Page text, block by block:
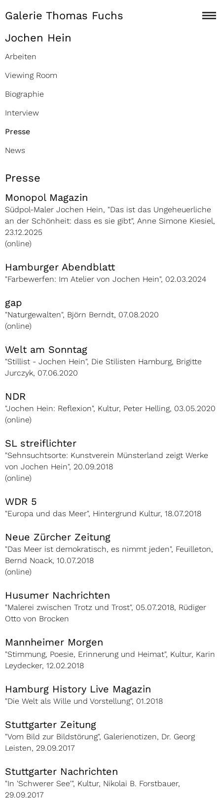
Galerie Thomas Fuchs
Jochen Hein
Arbeiten
Viewing Room
Biographie
Interview
Presse
News
Presse
Monopol Magazin
Südpol-Maler Jochen Hein, "Das ist das Ungeheuerliche
an der Schönheit: dass es sie gibt", Anne Simone Kiesiel,
23.12.2025
(online)
Hamburger Abendblatt
"Farbewerfen: Im Atelier von Jochen Hein", 02.03.2024
gap
"Naturgewalten", Björn Berndt, 07.08.2020
(online)
Welt am Sonntag
"Stillist - Jochen Hein", Die Stilisten Hamburg, Brigitte
Jurczyk, 07.06.2020
NDR
"Jochen Hein: Reflexion", Kultur, Peter Helling, 03.05.2020
(online)
SL streiflichter
"Sehnsuchtsorte: Kunstverein Münsterland zeigt Werke
von Jochen Hein", 20.09.2018
(online)
WDR 5
"Europa und das Meer", Hintergrund Kultur, 18.07.2018
Neue Zürcher Zeitung
"Das Meer ist demokratisch, es nimmt jeden", Feuilleton,
Bernd Noack, 10.07.2018
(online)
Husumer Nachrichten
"Malerei zwischen Trotz und Trost", 05.07.2018, Rüdiger
Otto von Brocken
Mannheimer Morgen
"Stimmung, Poesie, Erinnerung und Heimat", Kultur, Karin
Leydecker, 12.02.2018
Hamburg History Live Magazin
"Die Welt als Wille und Vorstellung", 01.2018
Stuttgarter Zeitung
"Vom Bild zur Bildstörung", Galerienotizen, Dr. Georg
Leisten, 29.09.2017
Stuttgarter Nachrichten
"In 'Schwerer See'", Kultur, Nikolai B. Forstbauer,
29.09.2017